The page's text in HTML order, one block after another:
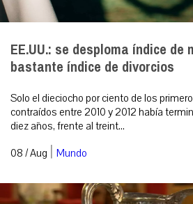
EE.UU.: se desploma índice
bastante índice de divorcios
Solo el dieciocho por ciento de los
contraídos entre 2010 y 2012 había
diez años, frente al treint...
08 / Aug | Mundo